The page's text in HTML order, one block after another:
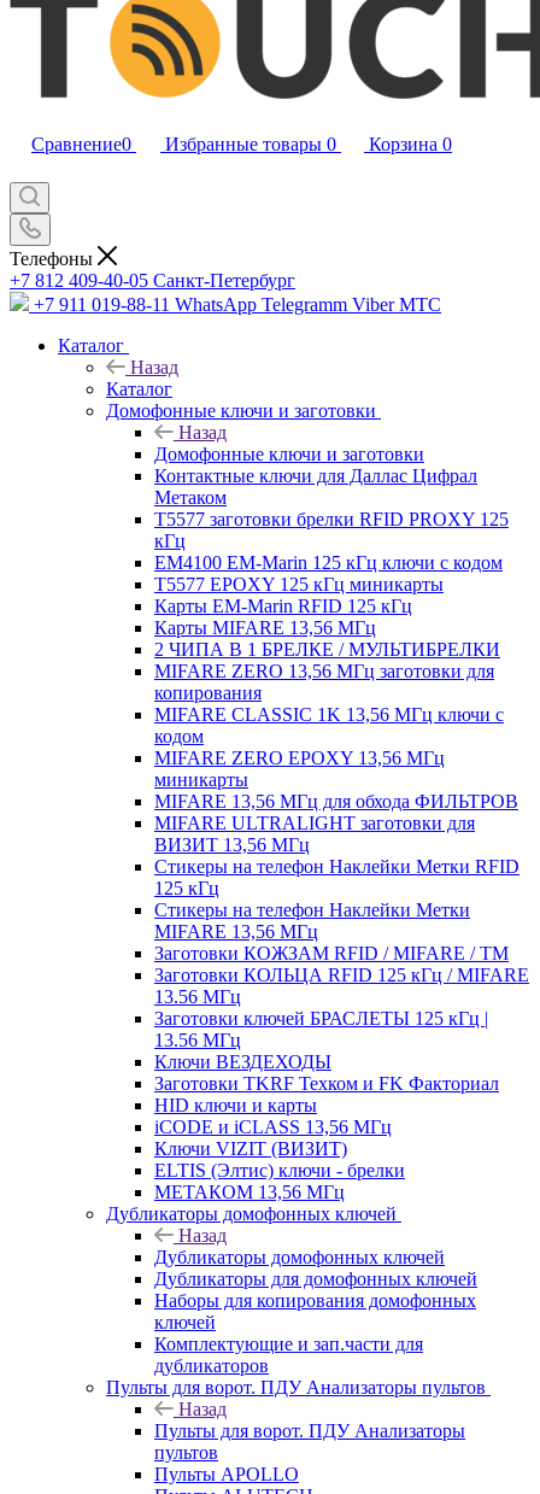
Сравнение0 Избранные товары 0 Корзина 0
Телефоны
+7 812 409-40-05 Санĸт-Петербург
+7 911 019-88-11 WhatsApp Telegramm Viber МТС
Каталог
Назад
Каталог
Домофонные ключи и заготовки
Назад
Домофонные ключи и заготовки
Контактные ключи для Даллас Цифрал
Метаком
T5577 заготовки брелки RFID PROXY 125
кГц
EM4100 EM-Marin 125 кГц ключи с кодом
T5577 EPOXY 125 кГц миникарты
Карты EM-Marin RFID 125 кГц
Карты MIFARE 13,56 МГц
2 ЧИПА В 1 БРЕЛКЕ / МУЛЬТИБРЕЛКИ
MIFARE ZERO 13,56 МГц заготовки для
копирования
MIFARE CLASSIC 1K 13,56 МГц ключи с
кодом
MIFARE ZERO EPOXY 13,56 МГц
миникарты
MIFARE 13,56 МГц для обхода ФИЛЬТРОВ
MIFARE ULTRALIGHT заготовки для
ВИЗИТ 13,56 МГц
Стикеры на телефон Наклейки Метки RFID
125 кГц
Стикеры на телефон Наклейки Метки
MIFARE 13,56 МГц
Заготовки КОЖЗАМ RFID / MIFARE / TM
Заготовки КОЛЬЦА RFID 125 кГц / MIFARE
13.56 МГц
Заготовки ключей БРАСЛЕТЫ 125 кГц |
13.56 МГц
Ключи ВЕЗДЕХОДЫ
Заготовки TKRF Техком и FK Факториал
HID ключи и карты
iCODE и iCLASS 13,56 МГц
Ключи VIZIT (ВИЗИТ)
ELTIS (Элтис) ключи - брелки
МЕТАКОМ 13,56 МГц
Дубликаторы домофонных ключей
Назад
Дубликаторы домофонных ключей
Дубликаторы для домофонных ключей
Наборы для копирования домофонных
ключей
Комплектующие и зап.части для
дубликаторов
Пульты для ворот. ПДУ Анализаторы пультов
Назад
Пульты для ворот. ПДУ Анализаторы
пультов
Пульты APOLLO